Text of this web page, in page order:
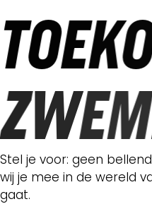
TOEK
ZWEM
Stel je voor: geen
wij je mee in de wereld
gaat.